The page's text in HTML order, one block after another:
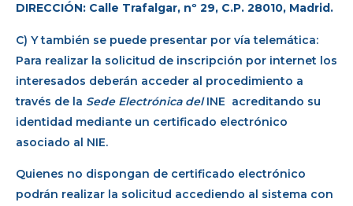
DIRECCIÓN: Calle Trafalgar, nº 29, C.P. 28010, Madrid.
C) Y también se puede presentar por vía telemática:
Para realizar la solicitud de inscripción por internet los
interesados deberán acceder al procedimiento a
través de la Sede Electrónica delINE acreditando su
identidad mediante un certificado electrónico
asociado al NIE.
Quienes no dispongan de certificado electrónico
podrán realizar la solicitud accediendo al sistema con